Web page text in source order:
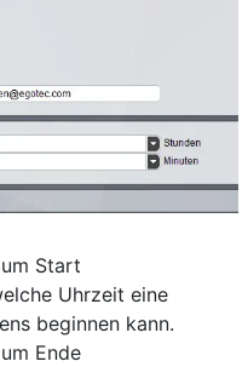
Start
Uhrzeit eine
beginnen kann.
Ende